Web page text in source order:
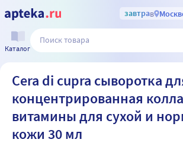
завтрав
Каталог
Cera di cupra сыворотка
концентрированная
витамины для сухой и
кожи 30 мл